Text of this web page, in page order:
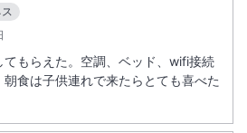
てもらえた。空調、ベッド、wifi接続
食は子供連れで来たらとても喜べた